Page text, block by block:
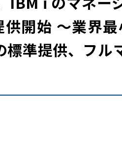
開始 ～業界
準提供、フル